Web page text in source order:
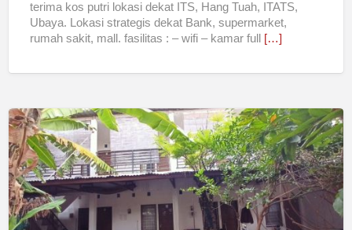
terima kos putri lokasi dekat ITS, Hang Tuah, ITATS,
Ubaya. Lokasi strategis dekat Bank, supermarket,
rumah sakit, mall. fasilitas : – wifi – kamar full
[…]
Kos
Surabaya
Selatan